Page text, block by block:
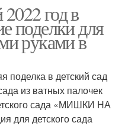
год в
поделки для
руками в
в детский сад
из ватных палочек
сада «МИШКИ НА
для детского сада